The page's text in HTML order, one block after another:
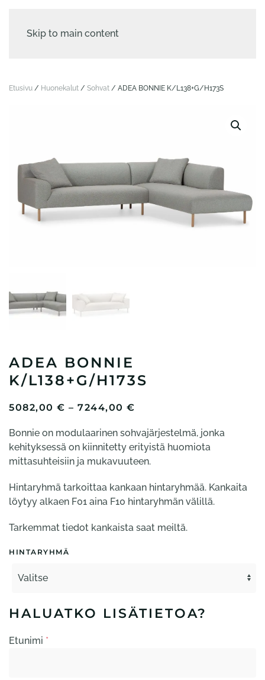
Skip to main content
Etusivu / Huonekalut / Sohvat / ADEA BONNIE K/L138+G/H173S
ADEA BONNIE
K/L138+G/H173S
5082,00 € – 7244,00 €
-
7244,00 €
Bonnie on modulaarinen sohvajärjestelmä, jonka
kehityksessä on kiinnitetty erityistä huomiota
mittasuhteisiin ja mukavuuteen.
Hintaryhmä tarkoittaa kankaan hintaryhmää. Kankaita
löytyy alkaen F01 aina F10 hintaryhmän välillä.
Tarkemmat tiedot kankaista saat meiltä.
HINTARYHMÄ
HALUATKO LISÄTIETOA?
Etunimi *